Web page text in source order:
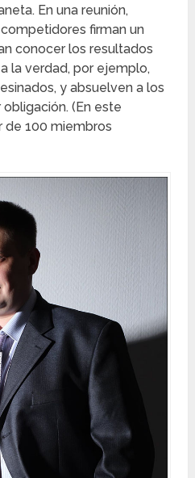
En una reunión,
firman un
conocer los resultados
la verdad, por ejemplo,
y absuelven a los
(En este
100 miembros